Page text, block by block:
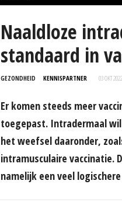
Naaldloze
standaard in
GEZONDHEID KENNISPARTNER 03 OKT
Er komen steeds meer
toegepast. Intradermaal
het weefsel daaronder,
intramusculaire vaccinatie.
namelijk een veel